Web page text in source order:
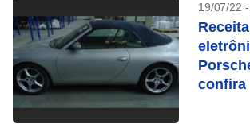
19/07/22
confira